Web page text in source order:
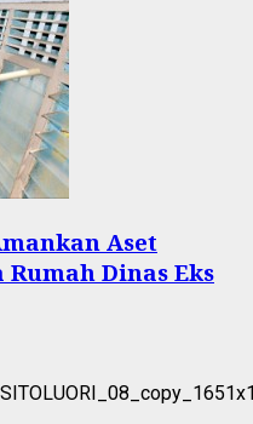
Aset
Dinas Eks